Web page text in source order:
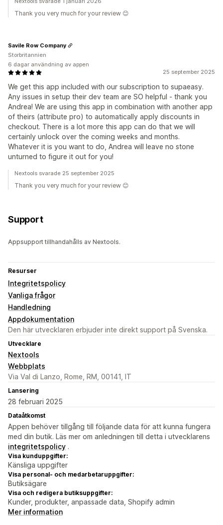
Thank you very much for your review 😊
25 september 2025
We get this app included with our subscription to supaeasy.
Any issues in setup their dev team are SO helpful - thank you
Andrea! We are using this app in combination with another app
of theirs (attribute pro) to automatically apply discounts in
checkout. There is a lot more this app can do that we will
certainly unlock over the coming weeks and months.
Whatever it is you want to do, Andrea will leave no stone
unturned to figure it out for you!
Savile Row Company
Storbritannien
6 dagar användning av appen
Nextools svarade 25 september 2025
Thank you very much for your review 😊
Support
Appsupport tillhandahålls av Nextools.
Resurser
Integritetspolicy
Vanliga frågor
Handledning
Appdokumentation
Den här utvecklaren erbjuder inte direkt support på Svenska.
Utvecklare
Nextools
Webbplats
Via Val di Lanzo, Rome, RM, 00141, IT
Lansering
28 februari 2025
Dataåtkomst
Appen behöver tillgång till följande data för att kunna fungera
med din butik. Läs mer om anledningen till detta i utvecklarens
integritetspolicy .
Visa kunduppgifter:
Känsliga uppgifter
Visa personal- och medarbetaruppgifter:
Butiksägare
Visa och redigera butiksuppgifter:
Kunder, produkter, anpassade data, Shopify admin
Mer information